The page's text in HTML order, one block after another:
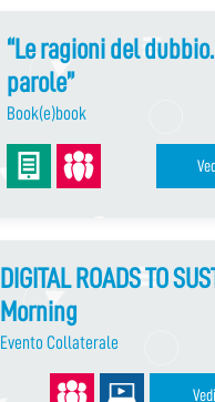
“Le ragioni del
parole”
Book(e)book
DIGITAL ROADS TO
Morning
Evento Collaterale